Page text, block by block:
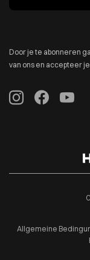
Door je te abonneren
van ons en accepteer
Allgemeine